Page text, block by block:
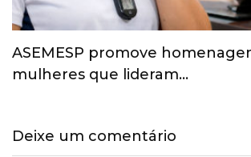
ASEMESP promove
mulheres que lideram…
Deixe um comentário